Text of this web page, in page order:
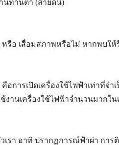
นทานต่ำ (สายดิน)
อ เสื่อมสภาพหรือไม่ หากพบใ
อการเปิดเครื่องใช้ไฟฟ้าเท่าที่
นเครื่องใช้ไฟฟ้าจำนวนมากใ
า อาทิ ปรากฏการณ์ฟ้าผ่า การ